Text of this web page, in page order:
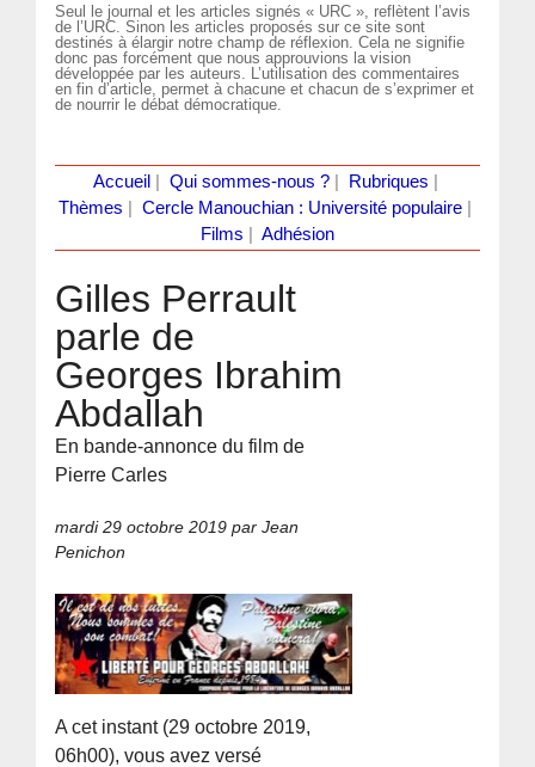
Seul le journal et les articles signés « URC », reflètent l’avis
de l’URC. Sinon les articles proposés sur ce site sont
destinés à élargir notre champ de réflexion. Cela ne signifie
donc pas forcément que nous approuvions la vision
développée par les auteurs. L’utilisation des commentaires
en fin d’article, permet à chacune et chacun de s’exprimer et
de nourrir le débat démocratique.
Accueil Qui sommes-nous ?| Rubriques
Thèmes
Cercle Manouchian : Université populaire
Films
Adhésion
Gilles Perrault
parle de
Georges Ibrahim
Abdallah
En bande-annonce du film de
Pierre Carles
mardi 29 octobre 2019 par Jean
Penichon
A cet instant (29 octobre 2019,
06h00), vous avez versé